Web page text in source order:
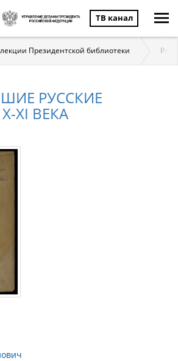
ТВ канал
Президентской библиотеки
РУССКИЕ
XI ВЕКА